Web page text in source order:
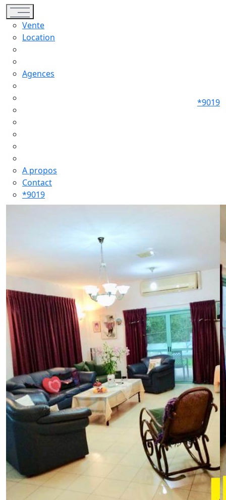
Toggle navigation
Vente
Location
Agences
A propos
Contact
*9019
*9019